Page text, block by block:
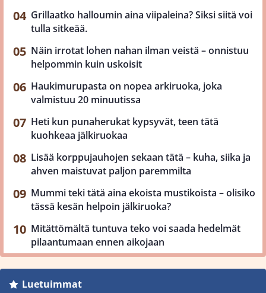
Grillaatko halloumin aina viipaleina? Siksi siitä voi
tulla sitkeää.
Näin irrotat lohen nahan ilman veistä – onnistuu
helpommin kuin uskoisit
Haukimurupasta on nopea arkiruoka, joka
valmistuu 20 minuutissa
Heti kun punaherukat kypsyvät, teen tätä
kuohkeaa jälkiruokaa
Lisää korppujauhojen sekaan tätä – kuha, siika ja
ahven maistuvat paljon paremmilta
Mummi teki tätä aina ekoista mustikoista – olisiko
tässä kesän helpoin jälkiruoka?
Mitättömältä tuntuva teko voi saada hedelmät
pilaantumaan ennen aikojaan
Luetuimmat